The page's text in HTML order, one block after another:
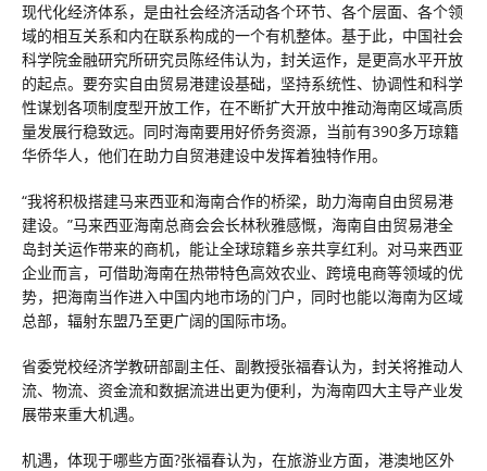
现代化经济体系，是由社会经济活动各个环节、各个层面、各个领
域的相互关系和内在联系构成的一个有机整体。基于此，中国社会
科学院金融研究所研究员陈经伟认为，封关运作，是更高水平开放
的起点。要夯实自由贸易港建设基础，坚持系统性、协调性和科学
性谋划各项制度型开放工作，在不断扩大开放中推动海南区域高质
量发展行稳致远。同时海南要用好侨务资源，当前有390多万琼籍
华侨华人，他们在助力自贸港建设中发挥着独特作用。
“我将积极搭建马来西亚和海南合作的桥梁，助力海南自由贸易港
建设。”马来西亚海南总商会会长林秋雅感慨，海南自由贸易港全
岛封关运作带来的商机，能让全球琼籍乡亲共享红利。对马来西亚
企业而言，可借助海南在热带特色高效农业、跨境电商等领域的优
势，把海南当作进入中国内地市场的门户，同时也能以海南为区域
总部，辐射东盟乃至更广阔的国际市场。
省委党校经济学教研部副主任、副教授张福春认为，封关将推动人
流、物流、资金流和数据流进出更为便利，为海南四大主导产业发
展带来重大机遇。
机遇，体现于哪些方面?张福春认为，在旅游业方面，港澳地区外